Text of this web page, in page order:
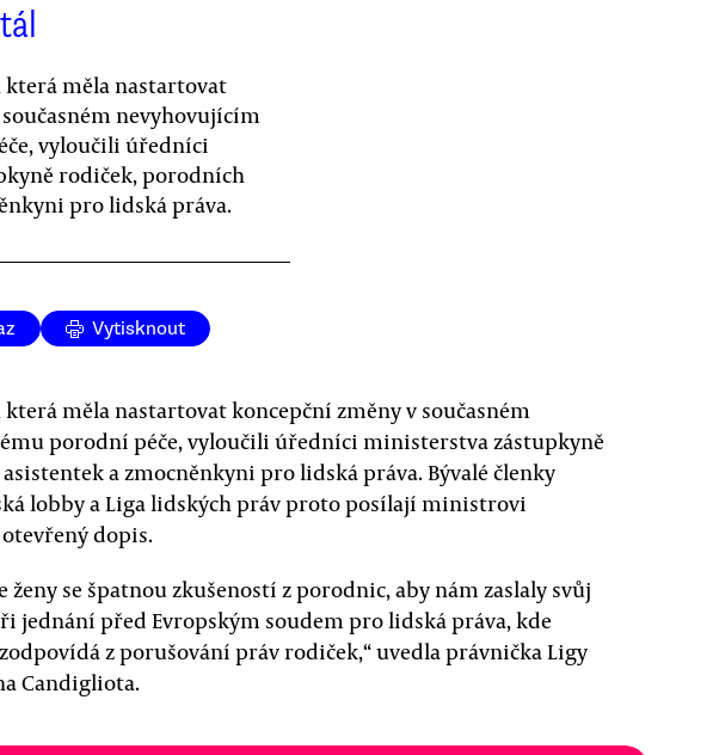
měla nastartovat
nevyhovujícím
vyloučili úředníci
rodiček, porodních
pro lidská práva.
Vytisknout
měla nastartovat koncepční změny v současném
porodní péče, vyloučili úředníci ministerstva zástupkyně
a zmocněnkyni pro lidská práva. Bývalé členky
lobby a Liga lidských práv proto posílají ministrovi
dopis.
ženy se špatnou zkušeností z porodnic, aby nám zaslaly svůj
jednání před Evropským soudem pro lidská práva, kde
z porušování práv rodiček,“ uvedla právnička Ligy
Candigliota.